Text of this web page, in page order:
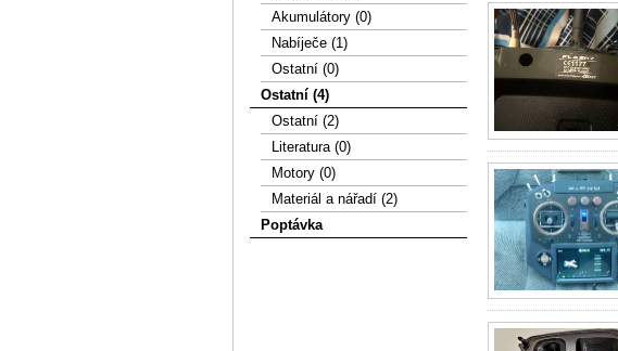
Akumulátory (0)
Nabíječe (1)
Ostatní (0)
Ostatní (4)
Ostatní (2)
Literatura (0)
Motory (0)
Materiál a nářadí (2)
Poptávka